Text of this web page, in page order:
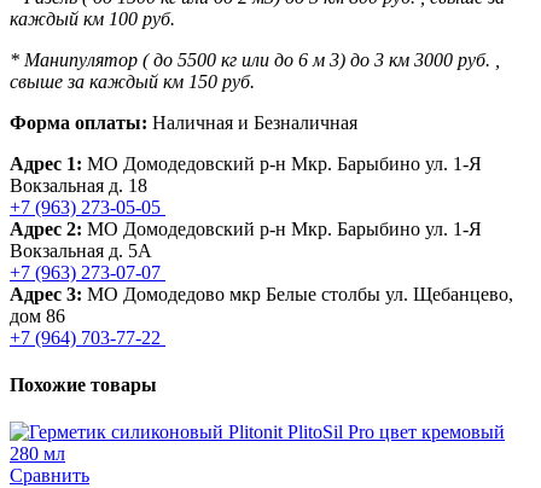
каждый км 100 руб.
* Манипулятор ( до 5500 кг или до 6 м 3) до 3 км 3000 руб. ,
свыше за каждый км 150 руб.
Форма оплаты: Наличная и Безналичная
Адрес 1: МО Домодедовский р-н Мкр. Барыбино ул. 1-Я
Вокзальная д. 18
+7 (963) 273-05-05
Адрес 2: МО Домодедовский р-н Мкр. Барыбино ул. 1-Я
Вокзальная д. 5А
+7 (963) 273-07-07
Адрес 3: МО Домодедово мкр Белые столбы ул. Щебанцево,
дом 86
+7 (964) 703-77-22
Похожие товары
Сравнить